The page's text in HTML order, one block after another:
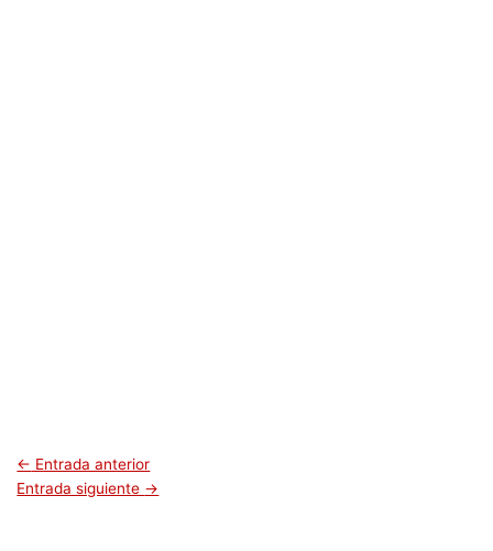
← Entrada anterior
Entrada siguiente →